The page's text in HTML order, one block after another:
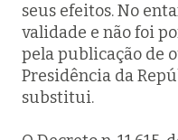
seus efeitos. No
validade e não foi
pela publicação de
Presidência da
substitui.